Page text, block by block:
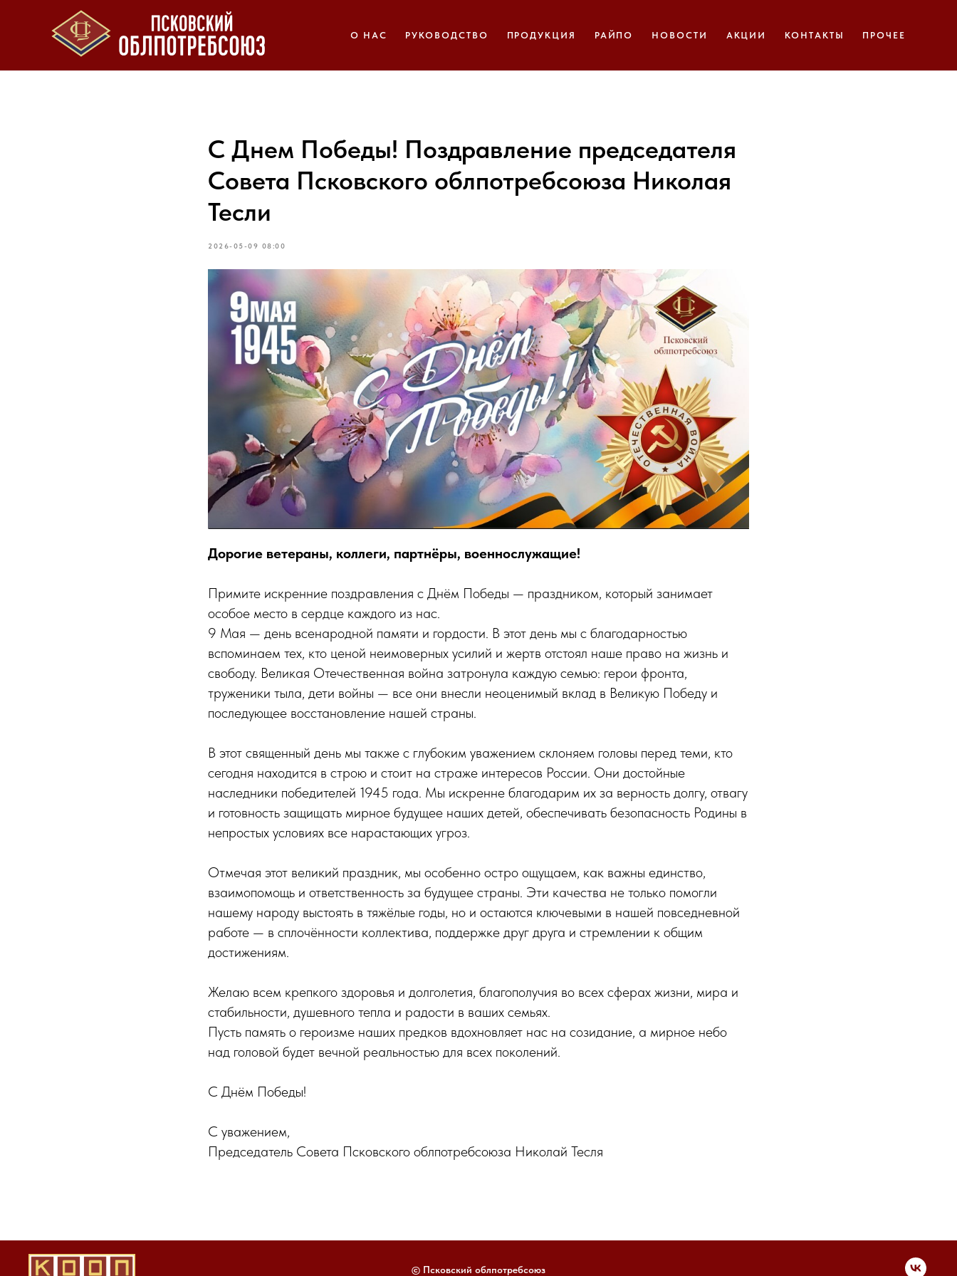
О НАС РУКОВОДСТВО ПРОДУКЦИЯ РАЙПО НОВОСТИ АКЦИИ КОНТАКТЫ ПРОЧЕЕ
С Днем Победы! Поздравление председателя
Совета Псковского облпотребсоюза Николая
Тесли
2026-05-09 08:00
Дорогие ветераны, коллеги, партнёры, военнослужащие!
Примите искренние поздравления с Днём Победы — праздником, который занимает
особое место в сердце каждого из нас.
9 Мая — день всенародной памяти и гордости. В этот день мы с благодарностью
вспоминаем тех, кто ценой неимоверных усилий и жертв отстоял наше право на жизнь и
свободу. Великая Отечественная война затронула каждую семью: герои фронта,
труженики тыла, дети войны — все они внесли неоценимый вклад в Великую Победу и
последующее восстановление нашей страны.
В этот священный день мы также с глубоким уважением склоняем головы перед теми, кто
сегодня находится в строю и стоит на страже интересов России. Они достойные
наследники победителей 1945 года. Мы искренне благодарим их за верность долгу, отвагу
и готовность защищать мирное будущее наших детей, обеспечивать безопасность Родины в
непростых условиях все нарастающих угроз.
Отмечая этот великий праздник, мы особенно остро ощущаем, как важны единство,
взаимопомощь и ответственность за будущее страны. Эти качества не только помогли
нашему народу выстоять в тяжёлые годы, но и остаются ключевыми в нашей повседневной
работе — в сплочённости коллектива, поддержке друг друга и стремлении к общим
достижениям.
Желаю всем крепкого здоровья и долголетия, благополучия во всех сферах жизни, мира и
стабильности, душевного тепла и радости в ваших семьях.
Пусть память о героизме наших предков вдохновляет нас на созидание, а мирное небо
над головой будет вечной реальностью для всех поколений.
С Днём Победы!
С уважением,
Председатель Совета Псковского облпотребсоюза Николай Тесля
© Псковский облпотребсоюз